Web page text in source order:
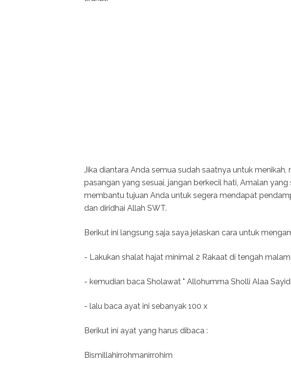
Jika diantara Anda semua sudah saatnya untuk
pasangan yang sesuai, jangan berkecil hati, Amalan
membantu tujuan Anda untuk segera mendapat
dan diridhai Allah SWT.
Berikut ini langsung saja saya jelaskan cara untuk
- Lakukan shalat hajat minimal 2 Rakaat di tengah malam,
- kemudian baca Sholawat " Allohumma Sholli Alaa
- lalu baca ayat ini sebanyak 100 x
Berikut ini ayat yang harus dibaca :
Bismillahirrohmanirrohim